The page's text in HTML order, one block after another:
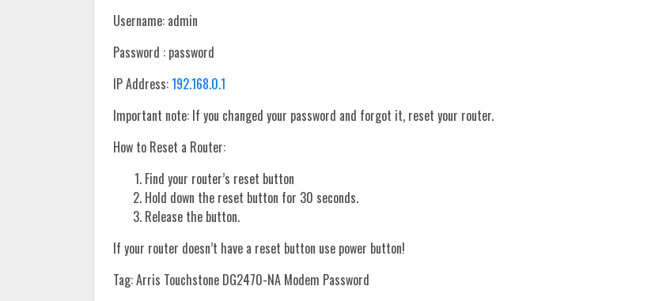
Username: admin
Password : password
IP Address:192.168.0.1
Important note: If you changed your password and forgot it, reset your router.
How to Reset a Router:
Find your router’s reset button
Hold down the reset button for 30 seconds.
Release the button.
If your router doesn’t have a reset button use power button!
Tag: Arris Touchstone DG2470-NA Modem Password